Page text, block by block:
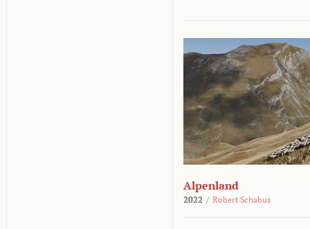
Alpenland
2022 / Robert Schabus